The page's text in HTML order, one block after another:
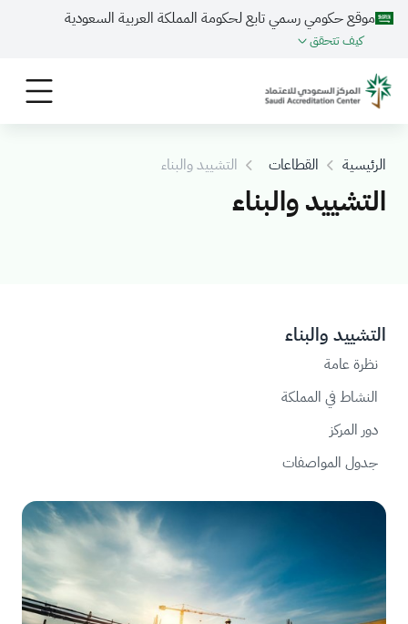
موقع حكومي رسمي تابع لحكومة المملكة العربية السعودية
كيف تتحقق
الرئيسية القطاعات التشييد والبناء
التشييد والبناء
التشييد والبناء
نظرة عامة
النشاط في المملكة
دور المركز
جدول المواصفات